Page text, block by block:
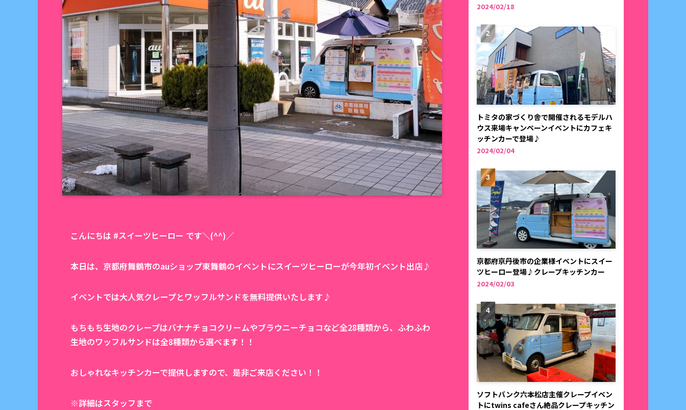
こんにちは #スイーツヒーロー です＼(^^)／
本日は、京都府舞鶴市のauショップ東舞鶴のイベントにスイーツヒーローが今年初イベント出店♪
イベントでは大人気クレープとワッフルサンドを無料提供いたします♪
もちもち生地のクレープはバナナチョコクリームやブラウニーチョコなど全28種類から、ふわふわ
生地のワッフルサンドは全8種類から選べます！！
おしゃれなキッチンカーで提供しますので、是非ご来店ください！！
※詳細はスタッフまで
2024/02/18
トミタの家づくり舎で開催されるモデルハ
ウス来場キャンペーンイベントにカフェキ
ッチンカーで登場♪
2024/02/04
京都府京丹後市の企業様イベントにスイー
ツヒーロー登場♪クレープキッチンカー
2024/02/03
ソフトバンク六本松店主催クレープイベン
トにtwins cafeさん絶品クレープキッチン